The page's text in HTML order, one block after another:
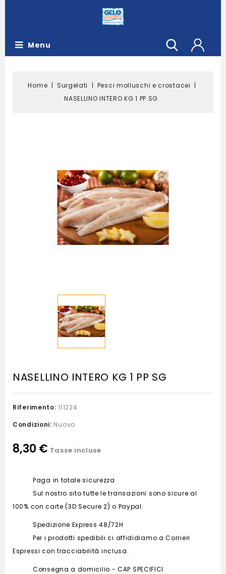
Menu
Home Surgelati
Pesci molluschi e crostacei
NASELLINO INTERO KG 1 PP SG
NASELLINO INTERO KG 1 PP SG
Riferimento: 111224
Condizioni: Nuovo
8,30 € Tasse incluse
Paga in totale sicurezza
Sul nostro sito tutte le transazioni sono sicure al
100% con carte (3D Secure 2) o Paypal.
Spedizione Express 48/72H
Per i prodotti spedibili ci affididiamo a Corrieri
Espressi con tracciabilità inclusa.
Consegna a domicilio - CAP SPECIFICI